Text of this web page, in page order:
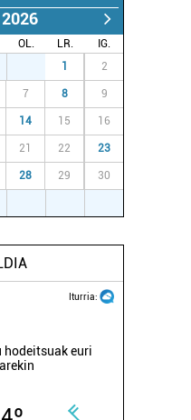
diguzu.
Gehiago
OL. LR.
IG.
1 2
7 8 9
14 15 16
21 22 23
28 29 30
Iturria:
hodeitsuak euri